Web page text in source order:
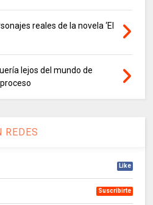
reales de la novela ‘El
lejos del mundo de
REDES
Like
Suscribirte